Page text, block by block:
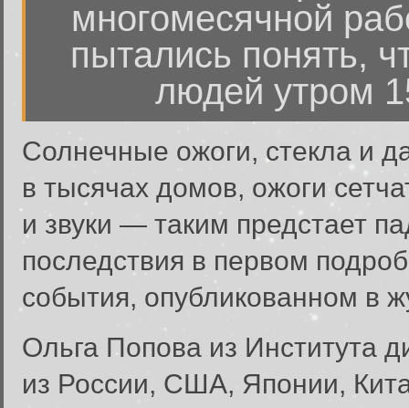
многомесячной
пытались понять,
людей утром
Солнечные ожоги, стекла и
в тысячах домов, ожоги
и звуки — таким предстает
последствия в первом
события, опубликованном в
Ольга Попова из Института
из России, США, Японии,